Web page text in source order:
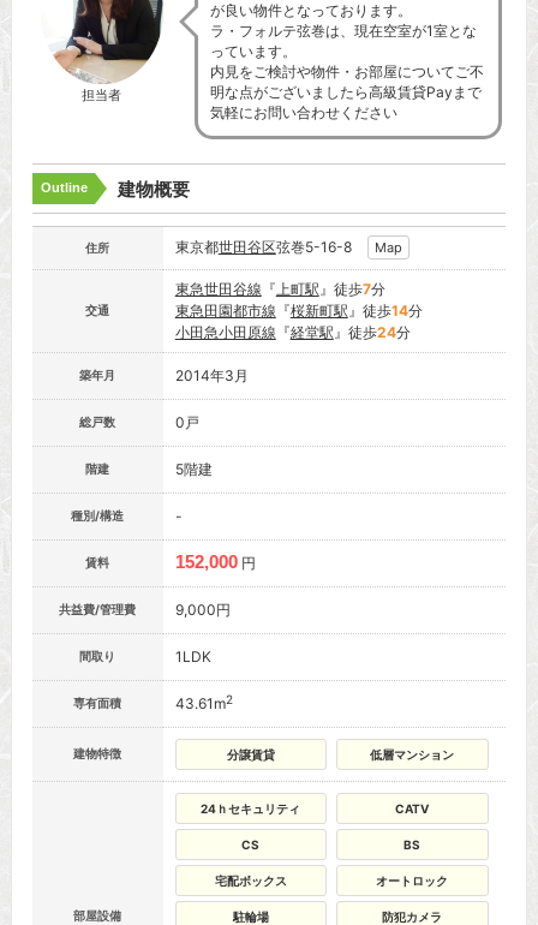
担当者
が良い物件となっております。
ラ・フォルテ弦巻は、現在空室が1室とな
っています。
内見をご検討や物件・お部屋についてご不
明な点がございましたら高級賃貸Payまで
気軽にお問い合わせください
Outline 建物概要
住所 東京都世田谷区弦巻5-16-8 Map
交通
東急世田谷線 『上町駅』徒歩7分
東急田園都市線 『桜新町駅』徒歩14分
小田急小田原線 『経堂駅』徒歩24分
築年月 2014年3月
総戸数 0戸
階建 5階建
種別/構造 -
賃料 152,000 円
共益費/管理費 9,000円
間取り 1LDK
専有面積 43.61m2
建物特徴 分譲賃貸 低層マンション
部屋設備
24ｈセキュリティ CATV
CS BS
宅配ボックス オートロック
駐輪場 防犯カメラ